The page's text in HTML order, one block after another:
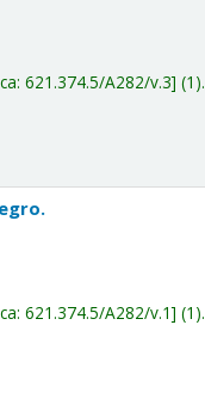
621.374.5/A282/v.3 (1).
621.374.5/A282/v.1 (1).